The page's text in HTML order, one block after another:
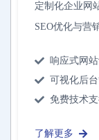
定制化企业网
SEO优化与营
响应式网
可视化后
免费技术
了解更多